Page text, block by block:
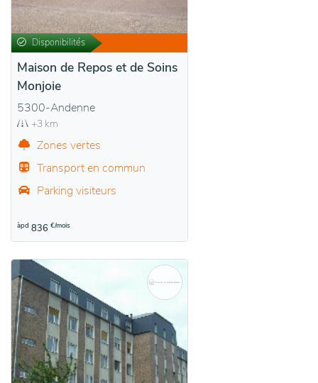
Disponibilités
Maison de Repos et de Soins
Monjoie
5300-Andenne
+3 km
Zones vertes
Transport en commun
Parking visiteurs
àpd 836 €/mois